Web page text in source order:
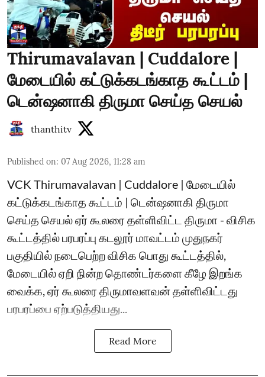
Thirumavalavan | Cuddalore |
மேடையில் கட்டுக்கடங்காத கூட்டம் |
டென்ஷனாகி திருமா செய்த செயல்
thanthitv
Published on: 07 Aug 2026, 11:28 am
VCK Thirumavalavan | Cuddalore | மேடையில்
கட்டுக்கடங்காத கூட்டம் | டென்ஷனாகி திருமா
செய்த செயல் ஏர் கூலரை தள்ளிவிட்ட திருமா - விசிக
கூட்டத்தில் பரபரப்பு கடலூர் மாவட்டம் முதுநகர்
பகுதியில் நடைபெற்ற விசிக பொது கூட்டத்தில்,
மேடையில் ஏறி நின்ற தொண்டர்களை கீழே இறங்க
வைக்க, ஏர் கூலரை திருமாவளவன் தள்ளிவிட்டது
பரபரப்பை ஏற்படுத்தியது...
Read More